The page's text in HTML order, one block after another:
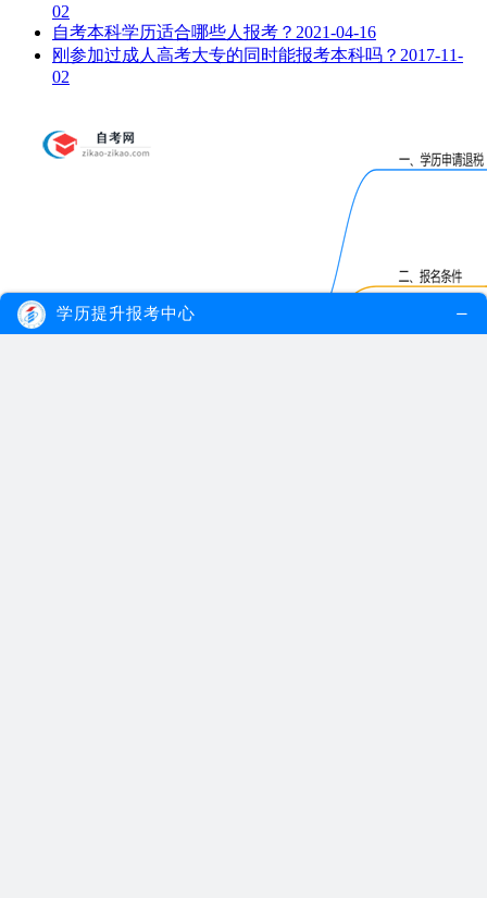
02
自考本科学历适合哪些人报考？ 2021-04-16
刚参加过成人高考大专的同时能报考本科吗？ 2017-11-
02
学历提升报考中心